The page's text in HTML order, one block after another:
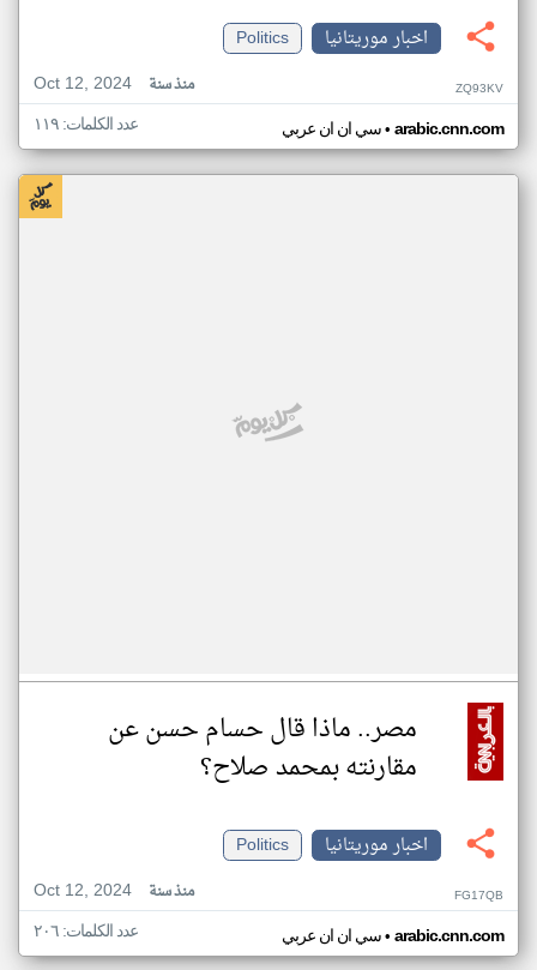
اخبار موريتانيا
Politics
Oct 12, 2024
منذ سنة ZQ93KV
سي ان ان عربي• arabic.cnn.com عدد الكلمات: ١١٩
مصر.. ماذا قال حسام حسن عن
مقارنته بمحمد صلاح؟
اخبار موريتانيا
Politics
Oct 12, 2024
منذ سنة FG17QB
سي ان ان عربي• arabic.cnn.com عدد الكلمات: ٢٠٦